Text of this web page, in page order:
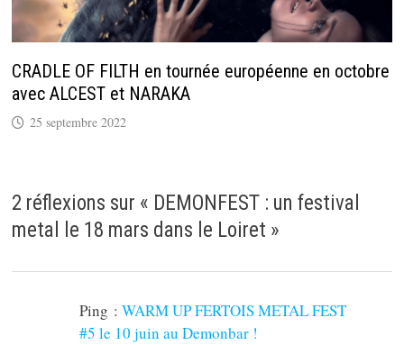
CRADLE OF FILTH en tournée européenne en octobre
avec ALCEST et NARAKA
25 septembre 2022
2 réflexions sur « DEMONFEST : un festival
metal le 18 mars dans le Loiret »
Ping :WARM UP FERTOIS METAL FEST
#5 le 10 juin au Demonbar !